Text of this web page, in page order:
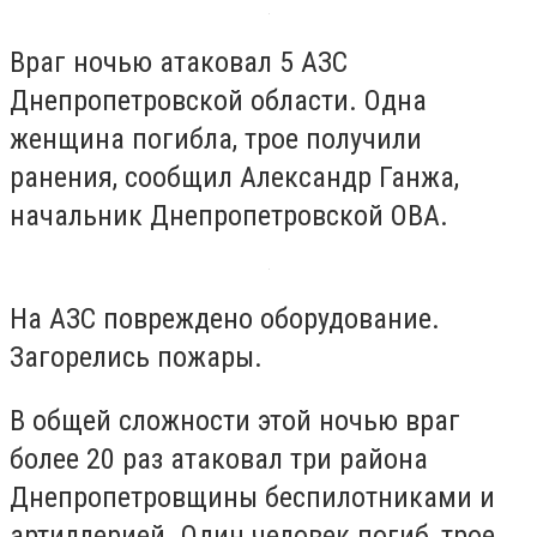
Враг ночью атаковал 5 АЗС
Днепропетровской области. Одна
женщина погибла, трое получили
ранения, сообщил Александр Ганжа,
начальник Днепропетровской ОВА.
На АЗС повреждено оборудование.
Загорелись пожары.
В общей сложности этой ночью враг
более 20 раз атаковал три района
Днепропетровщины беспилотниками и